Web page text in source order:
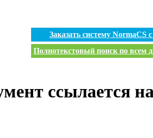
Заказать систему
Полнотекстовый поиск по всем
ссылается